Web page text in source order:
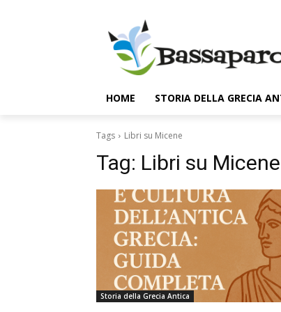
HOME STORIA DELLA GRECIA
Tags Libri su Micene
Tag: Libri su Micene
Storia della Grecia Antica